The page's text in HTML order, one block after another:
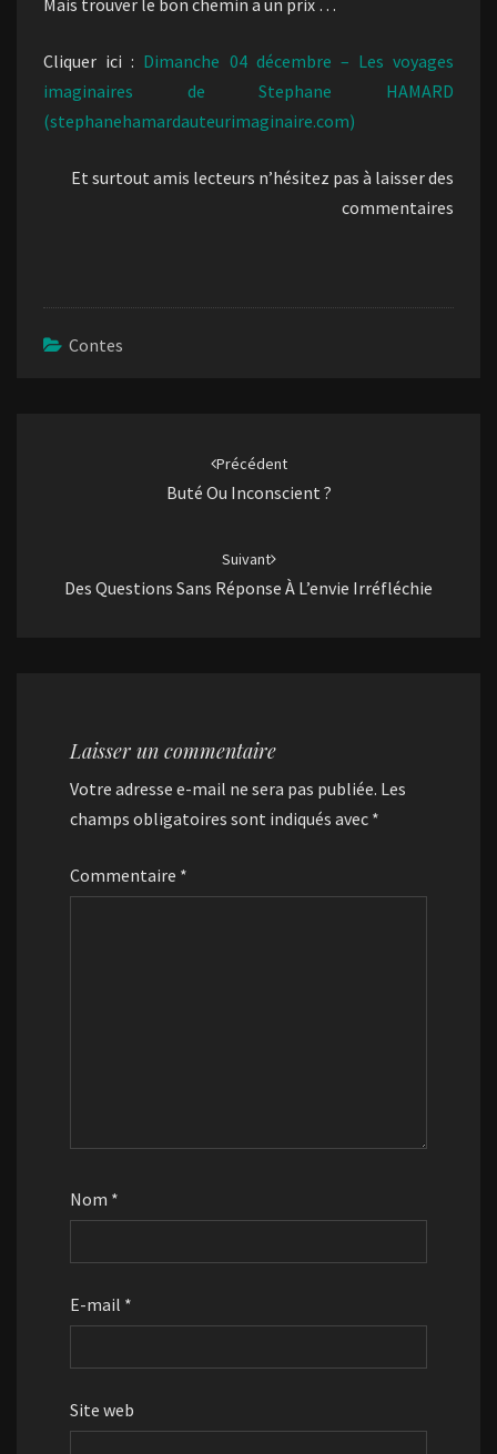
Mais trouver le bon chemin a un prix …
Cliquer ici : Dimanche 04 décembre – Les voyages
imaginaires de Stephane HAMARD
(stephanehamardauteurimaginaire.com)
Et surtout amis lecteurs n’hésitez pas à laisser des
commentaires
Contes
Précédent
Buté Ou Inconscient ?
Suivant
Des Questions Sans Réponse À L’envie Irréfléchie
Laisser un commentaire
Votre adresse e-mail ne sera pas publiée. Les
champs obligatoires sont indiqués avec *
Commentaire *
Nom *
E-mail *
Site web